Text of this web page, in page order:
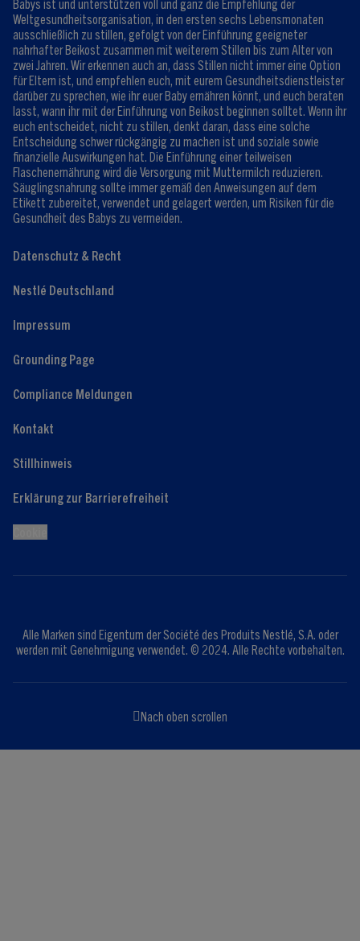
Babys ist und unterstützen voll und ganz die Empfehlung der
Weltgesundheitsorganisation, in den ersten sechs Lebensmonaten
ausschließlich zu stillen, gefolgt von der Einführung geeigneter
nahrhafter Beikost zusammen mit weiterem Stillen bis zum Alter von
zwei Jahren. Wir erkennen auch an, dass Stillen nicht immer eine Option
für Eltern ist, und empfehlen euch, mit eurem Gesundheitsdienstleister
darüber zu sprechen, wie ihr euer Baby ernähren könnt, und euch beraten
lasst, wann ihr mit der Einführung von Beikost beginnen solltet. Wenn ihr
euch entscheidet, nicht zu stillen, denkt daran, dass eine solche
Entscheidung schwer rückgängig zu machen ist und soziale sowie
finanzielle Auswirkungen hat. Die Einführung einer teilweisen
Flaschenernährung wird die Versorgung mit Muttermilch reduzieren.
Säuglingsnahrung sollte immer gemäß den Anweisungen auf dem
Etikett zubereitet, verwendet und gelagert werden, um Risiken für die
Gesundheit des Babys zu vermeiden.
Datenschutz & Recht
Nestlé Deutschland
Impressum
Grounding Page
Compliance Meldungen
Kontakt
Stillhinweis
Erklärung zur Barrierefreiheit
Alle Marken sind Eigentum der Société des Produits Nestlé, S.A. oder
werden mit Genehmigung verwendet. © 2024. Alle Rechte vorbehalten.
Nach oben scrollen